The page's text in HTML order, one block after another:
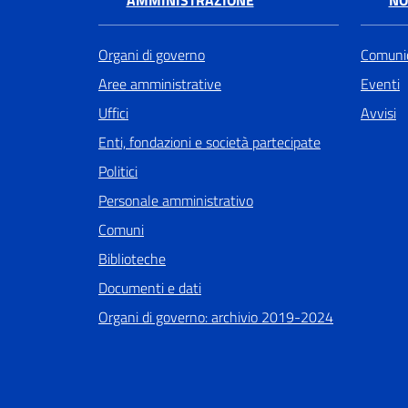
Organi di governo
Aree amministrative
Uffici
Enti, fondazioni e società partecipate
Politici
Personale amministrativo
Comuni
Biblioteche
Documenti e dati
Organi di governo: archivio 2019-2024
Eventi
Avvisi